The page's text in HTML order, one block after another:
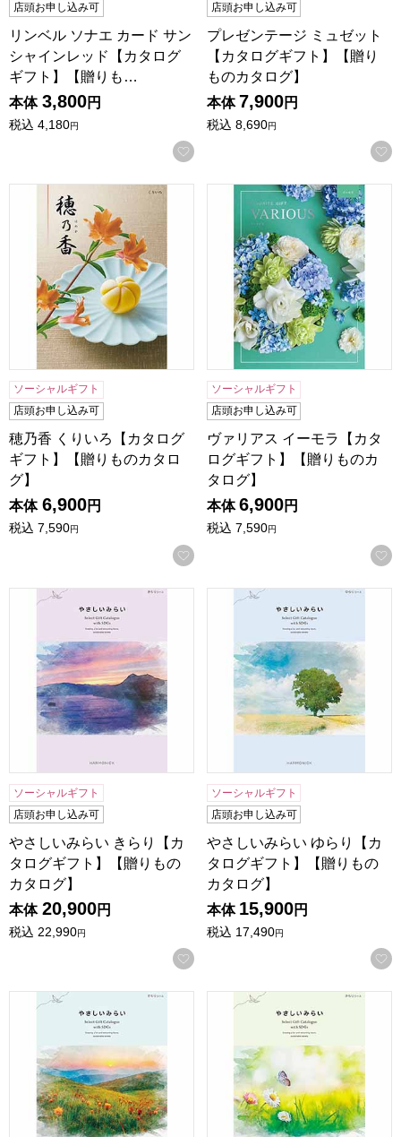
店頭お申し込み可
リンベル ソナエ カード サン
シャインレッド【カタログ
ギフト】【贈りも…
本体 3,800円
税込 4,180円
お気に入りに登録する
店頭お申し込み可
プレゼンテージ ミュゼット
【カタログギフト】【贈り
ものカタログ】
本体 7,900円
税込 8,690円
穂乃香 くりいろ【カタログギフト】【贈りものカタログ】
ソーシャルギフト
店頭お申し込み可
穂乃香 くりいろ【カタログ
ギフト】【贈りものカタロ
グ】
本体 6,900円
税込 7,590円
お気に入りに登録する
ヴァリアス イーモラ【カタ
ソーシャルギフト
店頭お申し込み可
ヴァリアス イーモラ【カタ
ログギフト】【贈りものカ
タログ】
本体 6,900円
税込 7,590円
やさしいみらい きらり【カタログギフト】【贈りものカタ
ソーシャルギフト
店頭お申し込み可
やさしいみらい きらり【カ
タログギフト】【贈りもの
カタログ】
本体 20,900円
税込 22,990円
お気に入りに登録する
やさしいみらい ゆらり【カ
ソーシャルギフト
店頭お申し込み可
やさしいみらい ゆらり【カ
タログギフト】【贈りもの
カタログ】
本体 15,900円
税込 17,490円
やさしいみらい すらり【カタログギフト】【贈りものカタ
やさしいみらい さらり【カ